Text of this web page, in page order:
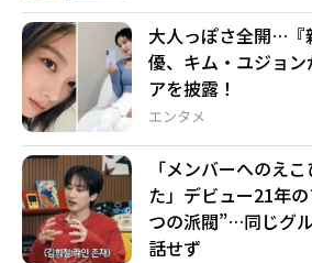
エンタメ
大人っぽさ全開…『
優、キム・ユジョ
アを披露！
「メンバーへのえ
た」デビュー21年
つの派閥”…同じグ
話せず